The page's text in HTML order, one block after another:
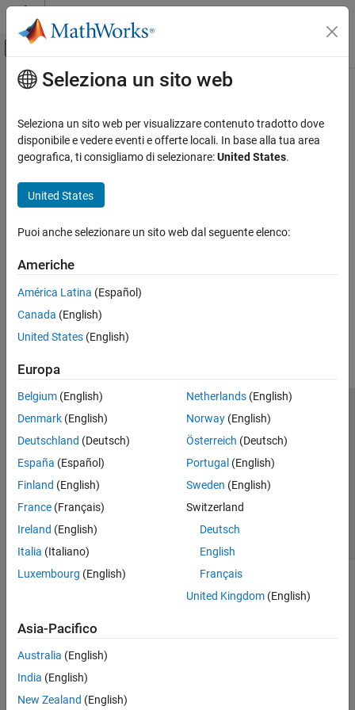
Vai al contenuto
Attiva/disattiva menu di navigazione
Pagina iniziale della documentazione
Contenuto principale
Seleziona un sito web
Seleziona un sito web per visualizzare contenuto tradotto dove
disponibile e vedere eventi e offerte locali. In base alla tua area
geografica, ti consigliamo di selezionare:United States.
United States
Puoi anche selezionare un sito web dal seguente elenco:
Americhe
América Latina (Español)
Canada (English)
United States (English)
Europa
Belgium (English)
Denmark (English)
Deutschland (Deutsch)
España (Español)
Finland (English)
France (Français)
Ireland (English)
Italia (Italiano)
Luxembourg (English)
Netherlands(English)
Norway(English)
Österreich (Deutsch)
Portugal (English)
Sweden (English)
Switzerland
Deutsch
English
Français
United Kingdom(English)
Asia-Pacifico
Australia (English)
India (English)
New Zealand (English)
Centro di fiducia
Informativa sulla privacy
Antipirateria
Stato dell'applicazione
Contatti
© 1994-2026 The MathWorks, Inc.